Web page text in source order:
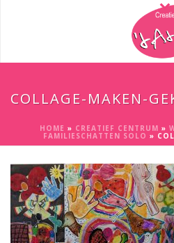
COLLAGE-MAKEN-
HOME » CREATIEF CENTRUM »
FAMILIESCHATTEN SOLO »